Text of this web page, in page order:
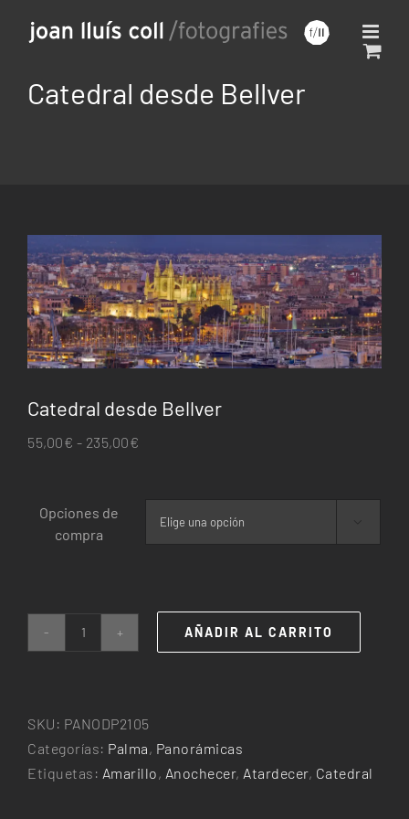
Catedral desde Bellver
Catedral desde Bellver
55,00€ - 235,00€
desde
Opciones de
compra
Catedral
cantidad
AÑADIR AL CARRITO
SKU: PANODP2105
Categorías: Palma , Panorámicas
Etiquetas: Amarillo , Anochecer, Atardecer, Catedral